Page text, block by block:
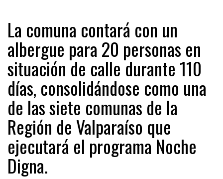
La comuna contará con un
albergue para 20 personas en
situación de calle durante 110
días, consolidándose como una
de las siete comunas de la
Región de Valparaíso que
ejecutará el programa Noche
Digna.